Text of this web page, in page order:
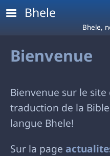
Aller au contenu
Bhele
Bhele,
Bienvenue
Bienvenue sur le
traduction de la
langue Bhele!
Sur la page